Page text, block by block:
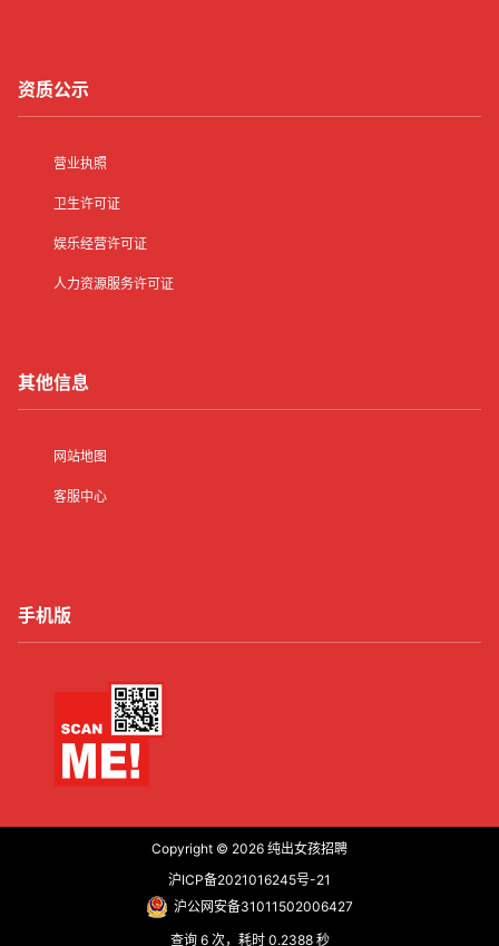
资质公示
营业执照
卫生许可证
娱乐经营许可证
人力资源服务许可证
其他信息
网站地图
客服中心
手机版
Copyright © 2026 纯出女孩招聘
沪ICP备2021016245号-21
沪公网安备31011502006427
查询 6 次，耗时 0.2388 秒